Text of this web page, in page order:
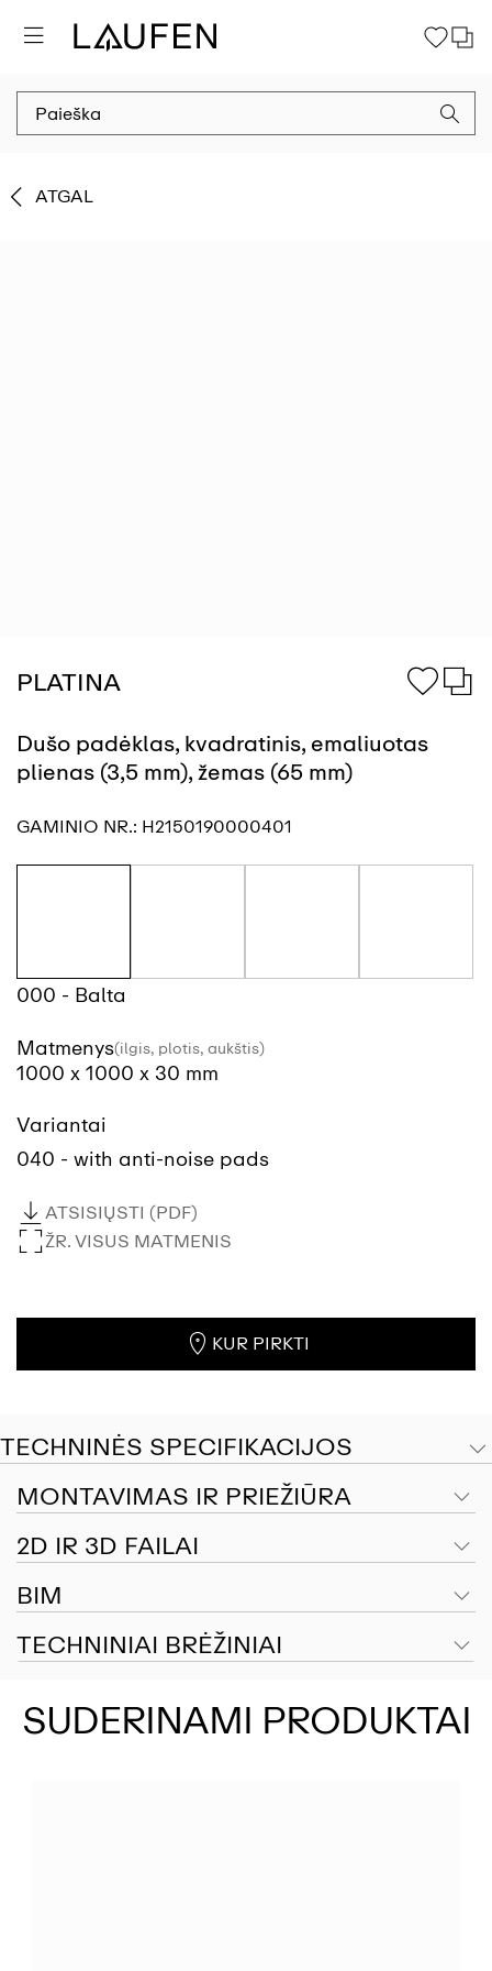
ATGAL
PLATINA
Dušo padėklas, kvadratinis, emaliuotas
plienas (3,5 mm), žemas (65 mm)
GAMINIO NR.: H2150190000401
000 - Balta
Matmenys(ilgis, plotis, aukštis)
1000 x 1000 x 30 mm
Variantai
040 - with anti-noise pads
ATSISIŲSTI (PDF)
ŽR. VISUS MATMENIS
KUR PIRKTI
TECHNINĖS SPECIFIKACIJOS
MONTAVIMAS IR PRIEŽIŪRA
2D IR 3D FAILAI
BIM
TECHNINIAI BRĖŽINIAI
SUDERINAMI PRODUKTAI